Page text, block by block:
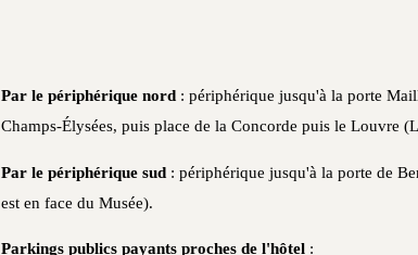
Par le périphérique nord : périphérique jusqu'à la porte
Champs-Élysées, puis place de la Concorde puis le Louvre
Par le périphérique sud : périphérique jusqu'à la porte de
est en face du Musée).
Parkings publics payants proches de l'hôtel :